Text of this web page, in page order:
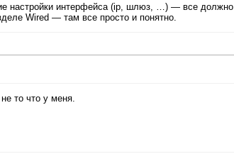
настройки интерфейса (ip, шлюз, …) — все должно
Wired — там все просто и понятно.
то что у меня.